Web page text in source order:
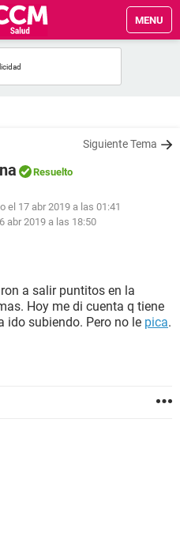
MENU
Siguiente Tema
Resuelto
el 17 abr 2019 a las 01:41
abr 2019 a las 18:50
a salir puntitos en la
Hoy me di cuenta q tiene
ido subiendo. Pero no le pica.